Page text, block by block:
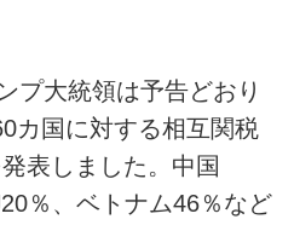
ル
について
プ大統領は予告どおり
カ国に対する相互関税
表しました。中国
％、ベトナム46％など